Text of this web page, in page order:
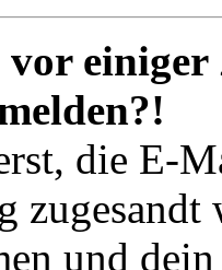
vor
die E-
und